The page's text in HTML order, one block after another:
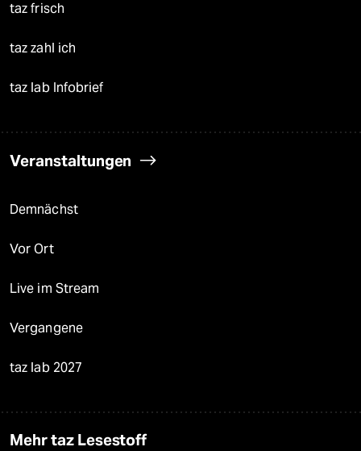
taz frisch
taz zahl ich
taz lab Infobrief
Veranstaltungen
Demnächst
Vor Ort
Live im Stream
Vergangene
taz lab 2027
Mehr taz Lesestoff